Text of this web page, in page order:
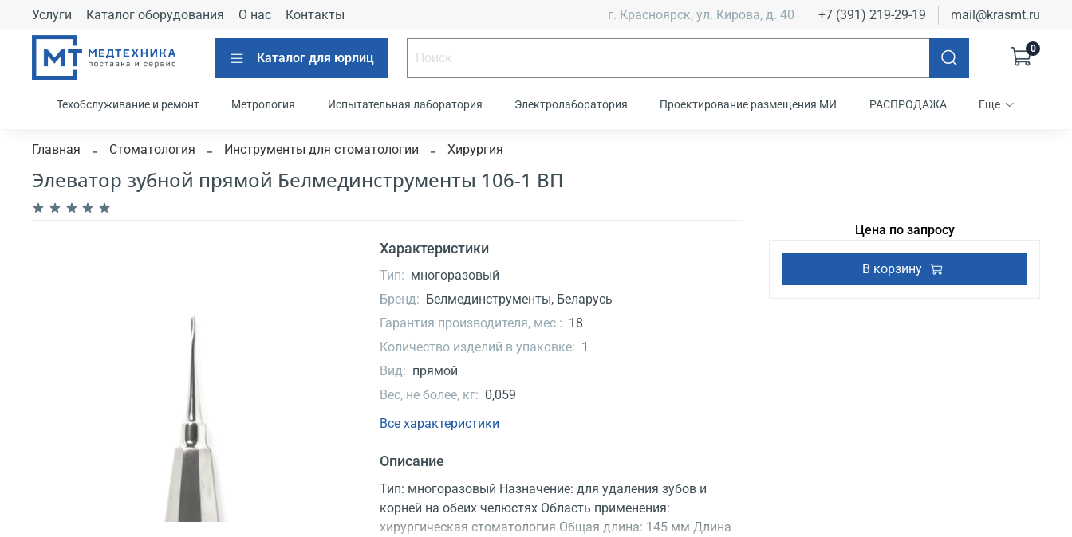
Услуги Каталог оборудования О нас Контакты г. Красноярск, ул. Кирова, д. 40 +7 (391) 219-29-19 mail@krasmt.ru
Каталог для юрлиц
0
Техобслуживание и ремонт Метрология Испытательная лаборатория Электролаборатория Проектирование размещения МИ РАСПРОДАЖА Еще
Главная Стоматология Инструменты для стоматологии Хирургия
Элеватор зубной прямой Белмединструменты 106-1 ВП
Характеристики
Тип: многоразовый
Бренд: Белмединструменты, Беларусь
Гарантия производителя, мес.: 18
Количество изделий в упаковке: 1
Вид: прямой
Вес, не более, кг: 0,059
Все характеристики
Описание
Тип: многоразовый Назначение: для удаления зубов и
корней на обеих челюстях Область применения:
хирургическая стоматология Общая длина: 145 мм Длина
Цена по запросу
В корзину